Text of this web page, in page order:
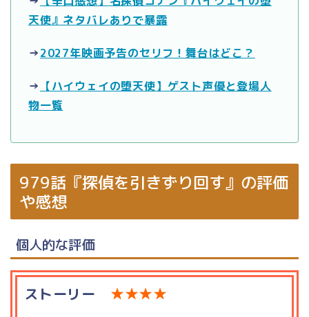
天使』ネタバレありで暴露
→2027年映画予告のセリフ！舞台はどこ？
→ 【ハイウェイの堕天使】ゲスト声優と登場人
物一覧
979話『探偵を引きずり回す』の評価
や感想
個人的な評価
ストーリー ★★★★